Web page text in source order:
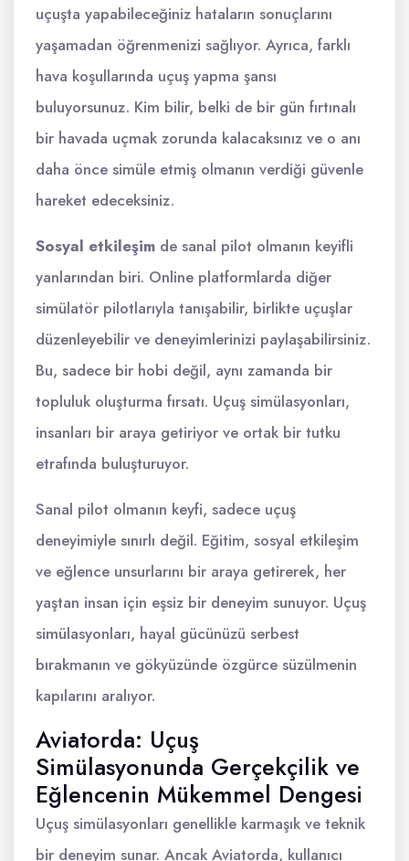
uçuşta yapabileceğiniz hataların sonuçlarını
yaşamadan öğrenmenizi sağlıyor. Ayrıca, farklı
hava koşullarında uçuş yapma şansı
buluyorsunuz. Kim bilir, belki de bir gün fırtınalı
bir havada uçmak zorunda kalacaksınız ve o anı
daha önce simüle etmiş olmanın verdiği güvenle
hareket edeceksiniz.
Sosyal etkileşim de sanal pilot olmanın keyifli
yanlarından biri. Online platformlarda diğer
simülatör pilotlarıyla tanışabilir, birlikte uçuşlar
düzenleyebilir ve deneyimlerinizi paylaşabilirsiniz.
Bu, sadece bir hobi değil, aynı zamanda bir
topluluk oluşturma fırsatı. Uçuş simülasyonları,
insanları bir araya getiriyor ve ortak bir tutku
etrafında buluşturuyor.
Sanal pilot olmanın keyfi, sadece uçuş
deneyimiyle sınırlı değil. Eğitim, sosyal etkileşim
ve eğlence unsurlarını bir araya getirerek, her
yaştan insan için eşsiz bir deneyim sunuyor. Uçuş
simülasyonları, hayal gücünüzü serbest
bırakmanın ve gökyüzünde özgürce süzülmenin
kapılarını aralıyor.
Aviatorda: Uçuş
Simülasyonunda Gerçekçilik ve
Eğlencenin Mükemmel Dengesi
Uçuş simülasyonları genellikle karmaşık ve teknik
bir deneyim sunar. Ancak Aviatorda, kullanıcı